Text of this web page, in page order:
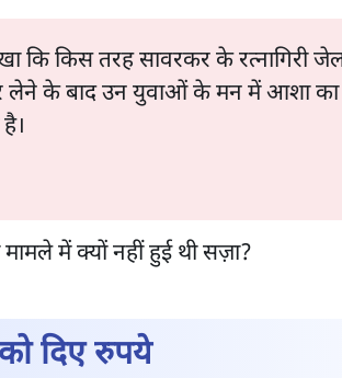
कि किस तरह सावरकर के रत्नागिरी
लेने के बाद उन युवाओं के मन में आशा
दिए रुपये